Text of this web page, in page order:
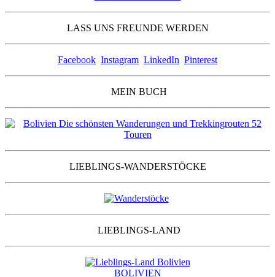
LASS UNS FREUNDE WERDEN
Facebook Instagram LinkedIn Pinterest
MEIN BUCH
LIEBLINGS-WANDERSTÖCKE
LIEBLINGS-LAND
BOLIVIEN